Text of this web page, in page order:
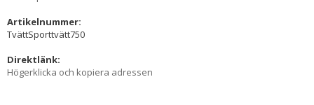
Artikelnummer:
TvättSporttvätt750
Direktlänk:
Högerklicka och kopiera adressen